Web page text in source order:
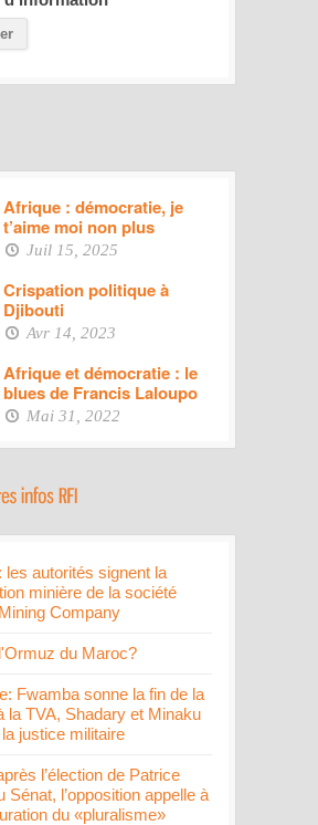
Afrique : démocratie, je
t’aime moi non plus
Juil 15, 2025
Crispation politique à
Djibouti
Avr 14, 2023
Afrique et démocratie : le
blues de Francis Laloupo
Mai 31, 2022
les autorités signent la
minière de la société
Company
du Maroc?
Fwamba sonne la fin de la
la TVA, Shadary et Minaku
justice militaire
l’élection de Patrice
Sénat, l’opposition appelle à
du «pluralisme»